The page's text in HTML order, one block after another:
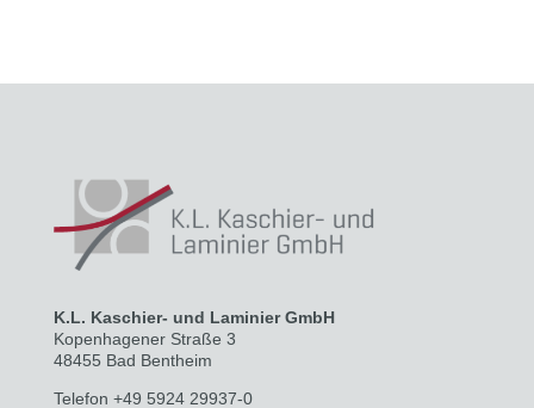
K.L. Kaschier- und Laminier GmbH
Kopenhagener Straße 3
48455 Bad Bentheim
Telefon +49 5924 29937-0